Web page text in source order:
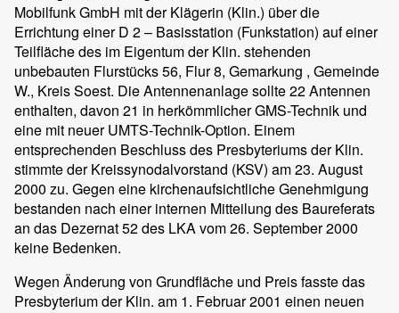
Mobilfunk GmbH mit der Klägerin (Klin.) über die
Errichtung einer D 2 – Basisstation (Funkstation) auf einer
Teilfläche des im Eigentum der Klin. stehenden
unbebauten Flurstücks 56, Flur 8, Gemarkung , Gemeinde
W., Kreis Soest. Die Antennenanlage sollte 22 Antennen
enthalten, davon 21 in herkömmlicher GMS-Technik und
eine mit neuer UMTS-Technik-Option. Einem
entsprechenden Beschluss des Presbyteriums der Klin.
stimmte der Kreissynodalvorstand (KSV) am 23. August
2000 zu. Gegen eine kirchenaufsichtliche Genehmigung
bestanden nach einer internen Mitteilung des Baureferats
an das Dezernat 52 des LKA vom 26. September 2000
keine Bedenken.
Wegen Änderung von Grundfläche und Preis fasste das
Presbyterium der Klin. am 1. Februar 2001 einen neuen